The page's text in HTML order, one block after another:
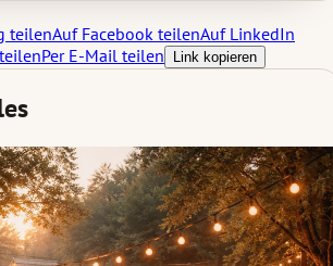
teilenAuf Facebook teilenAuf LinkedIn
Per E-Mail teilen Link kopieren